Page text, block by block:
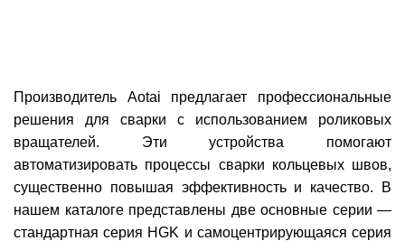
Производитель Aotai предлагает профессиональные
решения для сварки с использованием роликовых
вращателей. Эти устройства помогают
автоматизировать процессы сварки кольцевых швов,
существенно повышая эффективность и качество. В
нашем каталоге представлены две основные серии —
стандартная серия HGK и самоцентрирующаяся серия